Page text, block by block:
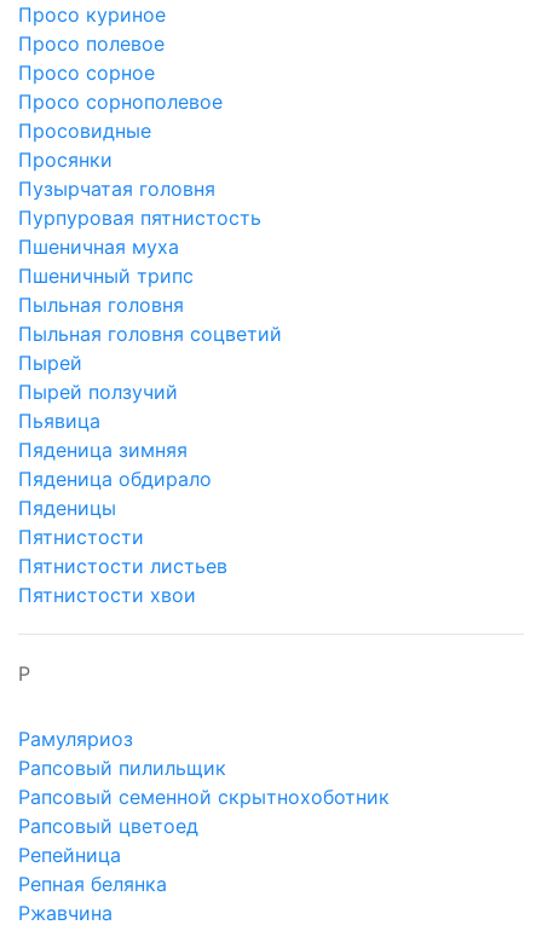
Просо куриное
Просо полевое
Просо сорное
Просо сорнополевое
Просовидные
Просянки
Пузырчатая головня
Пурпуровая пятнистость
Пшеничная муха
Пшеничный трипс
Пыльная головня
Пыльная головня соцветий
Пырей
Пырей ползучий
Пьявица
Пяденица зимняя
Пяденица обдирало
Пяденицы
Пятнистости
Пятнистости листьев
Пятнистости хвои
Р
Рамуляриоз
Рапсовый пилильщик
Рапсовый семенной скрытнохоботник
Рапсовый цветоед
Репейница
Репная белянка
Ржавчина